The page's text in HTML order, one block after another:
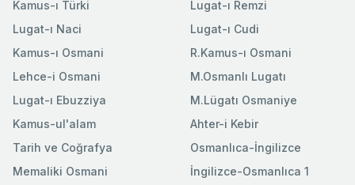
Kamus-ı Türki
Lugat-ı Naci
Kamus-ı Osmani
Lehce-i Osmani
Lugat-ı Ebuzziya
Lugat-ı Remzi
Lugat-ı Cudi
R.Kamus-ı Osmani
M.Osmanlı Lugatı
M.Lügatı Osmaniye
Kamus-ul'alam
Tarih ve Coğrafya
Memaliki Osmani
Ahter-i Kebir
Osmanlıca-İngilizce
İngilizce-Osmanlıca 1